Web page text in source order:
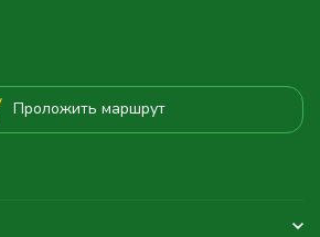
Проложить маршрут